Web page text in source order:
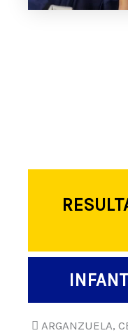
ARGANZUELA,